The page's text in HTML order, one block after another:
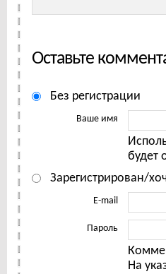
Оставьте
Без регистрации
Ваше имя
будет
Зарегистрирован/
E-mail
Пароль
На